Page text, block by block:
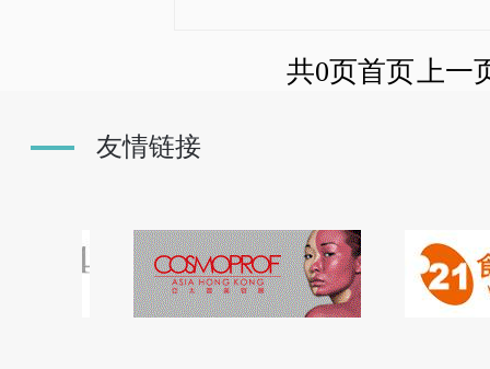
共0页首页上一
友情链接